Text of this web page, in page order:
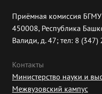
Приёмная комиссия БГМУ
450008, Республика
Валиди, д. 47; тел: 8
Контакты
Министерство науки и
Межвузовский кампус